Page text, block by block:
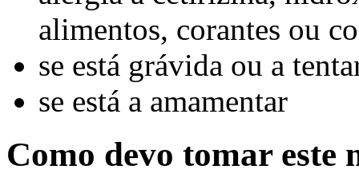
alimentos, corantes ou
se está grávida ou a
se está a amamentar
Como devo tomar este